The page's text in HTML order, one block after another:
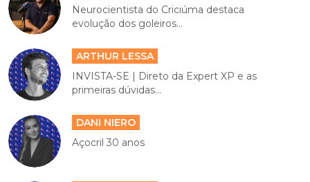
Neurocientista do Criciúma destaca
evolução dos goleiros...
ARTHUR LESSA
INVISTA-SE | Direto da Expert XP e as
primeiras dúvidas...
DANI NIERO
Açocril 30 anos